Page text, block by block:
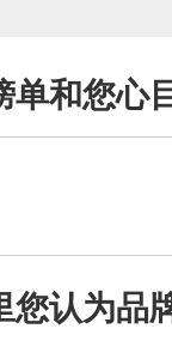
单和您心
您认为品